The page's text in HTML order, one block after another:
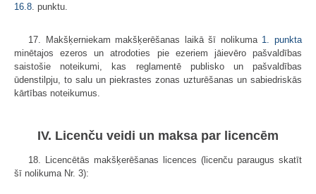
16.8. punktu.
17. Makšķerniekam makšķerēšanas laikā šī nolikuma 1. punkta
minētajos ezeros un atrodoties pie ezeriem jāievēro pašvaldības
saistošie noteikumi, kas reglamentē publisko un pašvaldības
ūdenstilpju, to salu un piekrastes zonas uzturēšanas un sabiedriskās
kārtības noteikumus.
IV. Licenču veidi un maksa par licencēm
18. Licencētās makšķerēšanas licences (licenču paraugus skatīt
šī nolikuma Nr. 3):